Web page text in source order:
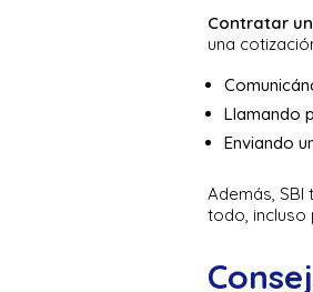
Contratar un
una
Llamando
Enviando
Además,
todo, incluso